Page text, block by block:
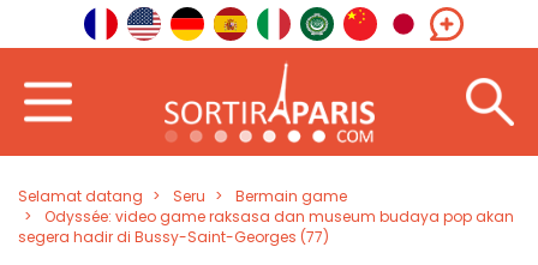
Selamat datang Seru
Bermain game
Odyssée: video game raksasa dan museum budaya pop akan
segera hadir di Bussy-Saint-Georges (77)